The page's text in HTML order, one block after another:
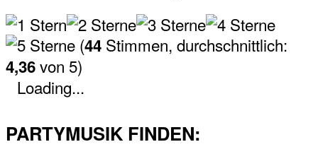
(44 Stimmen, durchschnittlich:
4,36von 5)
Loading...
PARTYMUSIK FINDEN: